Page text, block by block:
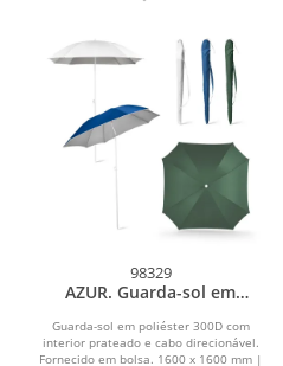
98329
AZUR. Guarda-sol em
Guarda-sol em poliéster 300D com
interior prateado e cabo direcionável.
Fornecido em bolsa. 1600 x 1600 mm |